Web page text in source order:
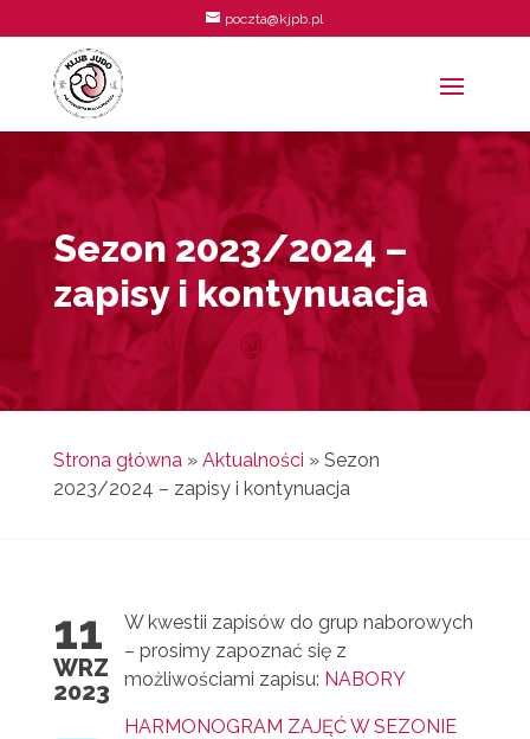
poczta@kjpb.pl
Sezon 2023/2024 –
zapisy i kontynuacja
Strona główna» Aktualności » Sezon
2023/2024 – zapisy i kontynuacja
11
WRZ
2023
W kwestii zapisów do grup naborowych
– prosimy zapoznać się z
możliwościami zapisu: NABORY
HARMONOGRAM ZAJĘĆ W SEZONIE